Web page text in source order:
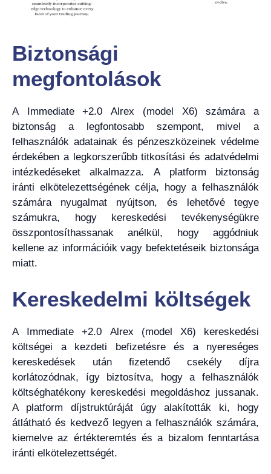
Biztonsági
megfontolások
A Immediate +2.0 Alrex (model X6) számára a
biztonság a legfontosabb szempont, mivel a
felhasználók adatainak és pénzeszközeinek védelme
érdekében a legkorszerűbb titkosítási és adatvédelmi
intézkedéseket alkalmazza. A platform biztonság
iránti elkötelezettségének célja, hogy a felhasználók
számára nyugalmat nyújtson, és lehetővé tegye
számukra, hogy kereskedési tevékenységükre
összpontosíthassanak anélkül, hogy aggódniuk
kellene az információik vagy befektetéseik biztonsága
miatt.
Kereskedelmi költségek
A Immediate +2.0 Alrex (model X6) kereskedési
költségei a kezdeti befizetésre és a nyereséges
kereskedések után fizetendő csekély díjra
korlátozódnak, így biztosítva, hogy a felhasználók
költséghatékony kereskedési megoldáshoz jussanak.
A platform díjstruktúráját úgy alakították ki, hogy
átlátható és kedvező legyen a felhasználók számára,
kiemelve az értékteremtés és a bizalom fenntartása
iránti elkötelezettségét.